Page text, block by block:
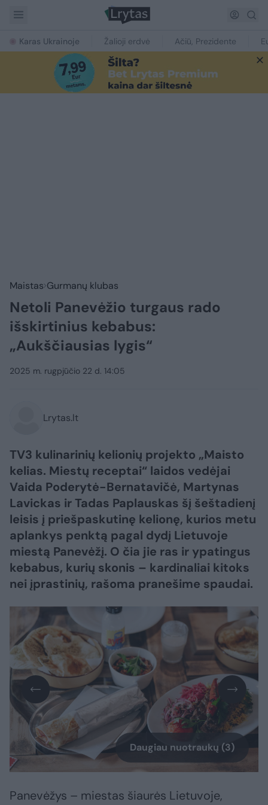
Karas Ukrainoje Žalioji erdvė Ačiū, Prezidente
Maistas Gurmanų klubas
Netoli Panevėžio turgaus rado
išskirtinius kebabus:
„Aukščiausias lygis“
2025 m. rugpjūčio 22 d. 14:05
Lrytas.lt
TV3 kulinarinių kelionių projekto „Maisto
kelias. Miestų receptai“ laidos vedėjai
Vaida Poderytė-Bernatavičė, Martynas
Lavickas ir Tadas Paplauskas šį šeštadienį
leisis į priešpaskutinę kelionę, kurios metu
aplankys penktą pagal dydį Lietuvoje
miestą Panevėžį. O čia jie ras ir ypatingus
kebabus, kurių skonis – kardinaliai kitoks
nei įprastinių, rašoma pranešime spaudai.
Daugiau nuotraukų (3)
Panevėžys – miestas šiaurės Lietuvoje,